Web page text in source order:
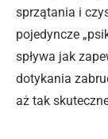
sprzątania i
pojedyncze
spływa jak
dotykania
aż tak